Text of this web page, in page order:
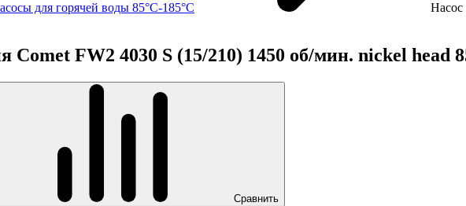
для горячей воды 85°C-185°C
Насос
FW2 4030 S (15/210) 1450 об/мин. nickel head
Сравнить